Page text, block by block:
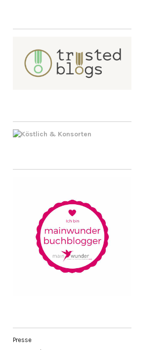
Presse